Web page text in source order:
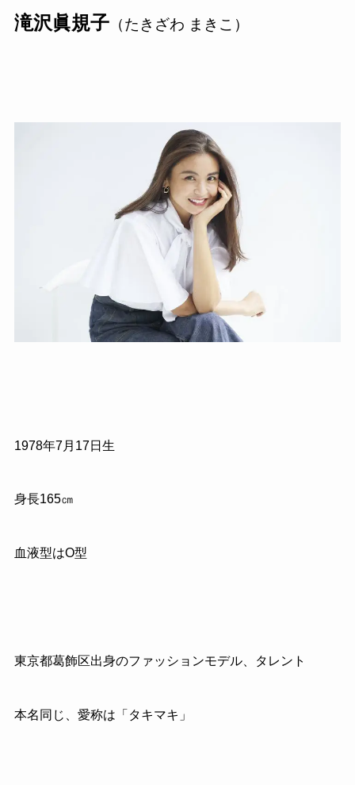
滝沢眞規子（たきざわ まきこ）
1978年7月17日生
身長165㎝
血液型はO型
東京都葛飾区出身のファッションモデル、タレント
本名同じ、愛称は「タキマキ」